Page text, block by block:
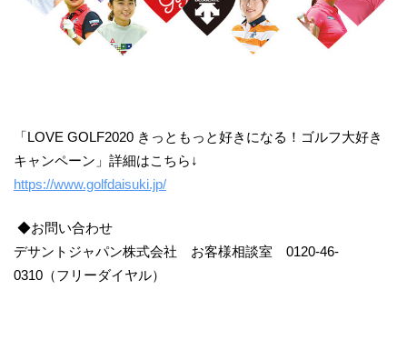
「LOVE GOLF2020 きっともっと好きになる！ゴルフ大好き
キャンペーン」詳細はこちら↓
https://www.golfdaisuki.jp/
◆お問い合わせ
デサントジャパン株式会社 お客様相談室 0120-46-
0310（フリーダイヤル）